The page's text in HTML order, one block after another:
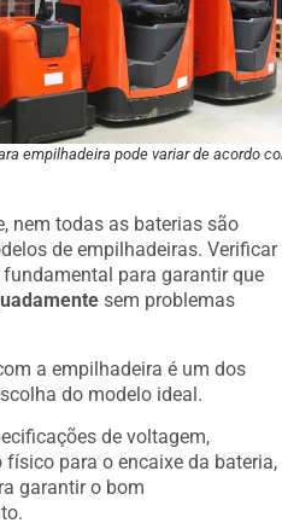
empilhadeira pode variar de acordo
nem todas as baterias são
de empilhadeiras. Verificar
para garantir que
sem problemas
a empilhadeira é um dos
do modelo ideal.
de voltagem,
para o encaixe da bateria,
garantir o bom